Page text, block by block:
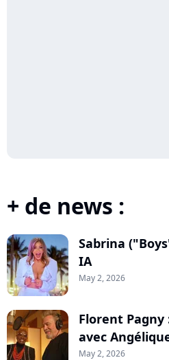
+ de news :
Sabrina
IA
May 2, 2026
Florent
avec
May 2, 2026